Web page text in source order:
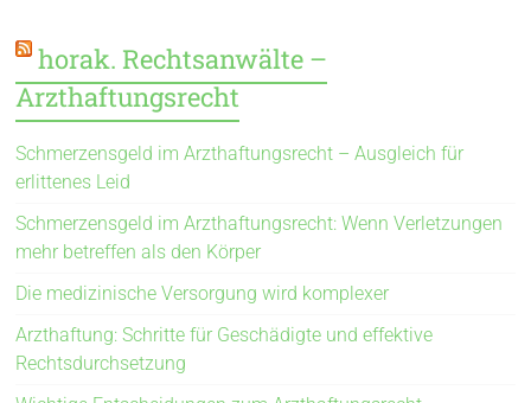
horak. Rechtsanwälte –
Arzthaftungsrecht
Schmerzensgeld im Arzthaftungsrecht – Ausgleich für
erlittenes Leid
Schmerzensgeld im Arzthaftungsrecht: Wenn Verletzungen
mehr betreffen als den Körper
Die medizinische Versorgung wird komplexer
Arzthaftung: Schritte für Geschädigte und effektive
Rechtsdurchsetzung